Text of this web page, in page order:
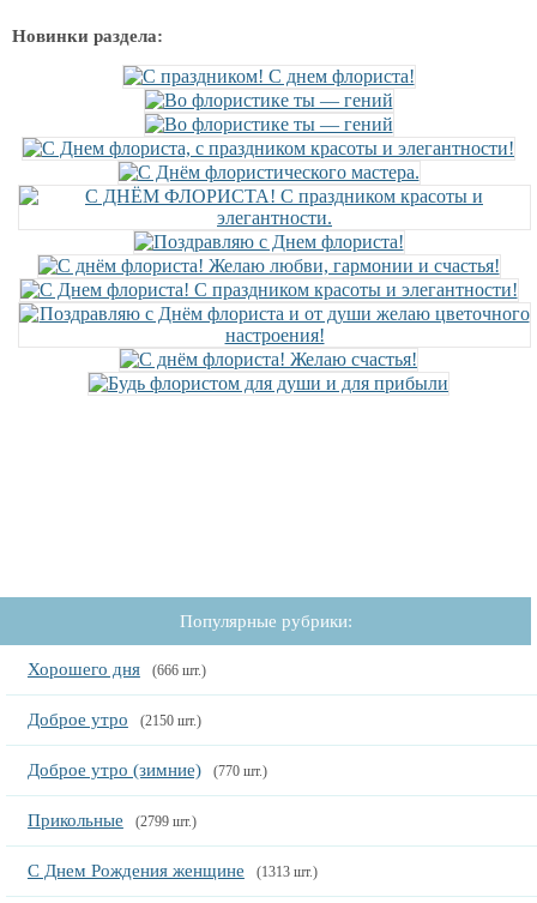
Новинки раздела:
Популярные рубрики:
Хорошего дня (666 шт.)
Доброе утро (2150 шт.)
Доброе утро (зимние) (770 шт.)
Прикольные (2799 шт.)
С Днем Рождения женщине (1313 шт.)